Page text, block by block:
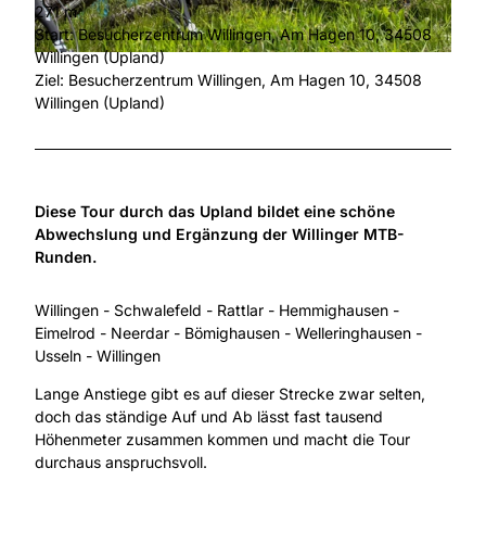
© Ralf Schanze, Sauerland-Radwelt e.V./ Foto: Ralf Schanze |
271 m
Start: Besucherzentrum Willingen, Am Hagen 10, 34508
Willingen (Upland)
Ziel: Besucherzentrum Willingen, Am Hagen 10, 34508
Willingen (Upland)
Diese Tour durch das Upland bildet eine schöne
Abwechslung und Ergänzung der Willinger MTB-
Runden.
Willingen - Schwalefeld - Rattlar - Hemmighausen -
Eimelrod - Neerdar - Bömighausen - Welleringhausen -
Usseln - Willingen
Lange Anstiege gibt es auf dieser Strecke zwar selten,
doch das ständige Auf und Ab lässt fast tausend
Höhenmeter zusammen kommen und macht die Tour
durchaus anspruchsvoll.